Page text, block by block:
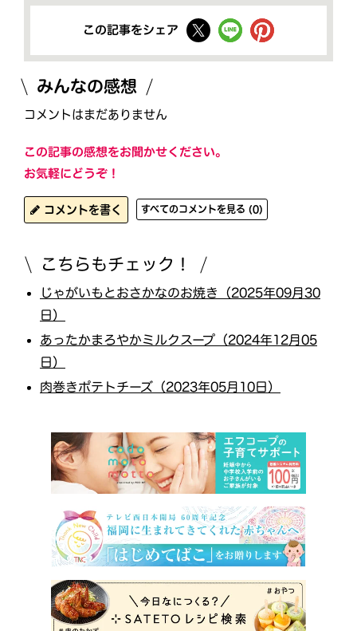
この記事をシェア
みんなの感想
コメントはまだありません
この記事の感想をお聞かせください。
お気軽にどうぞ！
コメントを書く すべてのコメントを見る (0)
こちらもチェック！
じゃがいもとおさかなのお焼き（2025年09月30
日）
あったかまろやかミルクスープ（2024年12月05
日）
肉巻きポテトチーズ（2023年05月10日）